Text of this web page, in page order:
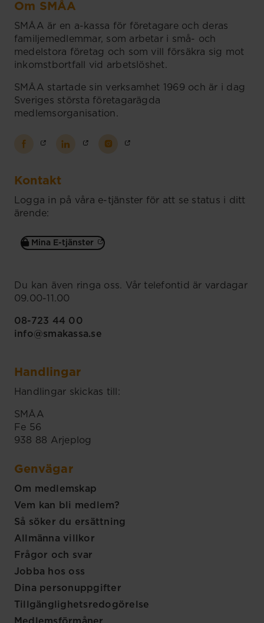
Om SMÅA
SMÅA är en a-kassa för företagare och deras
familjemedlemmar, som arbetar i små- och
medelstora företag och som vill försäkra sig mot
inkomstbortfall vid arbetslöshet.
SMÅA startade sin verksamhet 1969 och är i dag
Sveriges största företagarägda
medlemsorganisation.
Kontakt
Logga in på våra e-tjänster för att se status i ditt
ärende:
Mina E-tjänster
Du kan även ringa oss. Vår telefontid är vardagar
09.00-11.00
08-723 44 00
info@smakassa.se
Handlingar
Handlingar skickas till:
SMÅA
Fe 56
938 88 Arjeplog
Genvägar
Om medlemskap
Vem kan bli medlem?
Så söker du ersättning
Allmänna villkor
Frågor och svar
Jobba hos oss
Dina personuppgifter
Tillgänglighetsredogörelse